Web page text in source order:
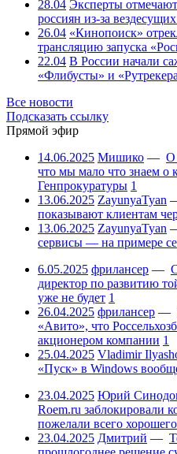
28.04 Эксперты
россиян из-за
26.04 «Кинопоиск»
трансляцию запуска
22.04 В России начали
«Флибусты» и
Все новости
Подсказать ссылку
Прямой эфир
14.06.2025 Мишико — О
что мы мало что знаем о
Генпрокуратуры 1
13.06.2025 ZayunyaTyan
показывают клиентам
13.06.2025 ZayunyaTyan
сервисы — на примере
6.05.2025 фрилансер —
директор по развитию
уже не будет 1
26.04.2025 фрилансер —
«Авито», что
акционером компании 1
25.04.2025 Vladimir
«Пуск» в Windows
23.04.2025 Юрий
Roem.ru заблокировали
пожелали всего хорошего
23.04.2025 Дмитрий —